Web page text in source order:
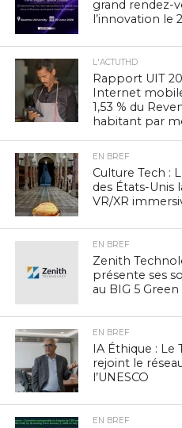
grand rendez-
l’innovation le
L'ACTUTHD
Rapport UIT
Internet
1,53 % du
habitant par
EN BREF
Culture Tech :
des États-Unis
VR/XR
EN BREF
Zenith
présente ses
au BIG 5
EN BREF
IA Éthique : Le
rejoint le
l’UNESCO
EN BREF